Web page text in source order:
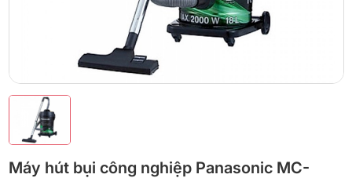
Máy hút bụi công nghiệp Panasonic MC-